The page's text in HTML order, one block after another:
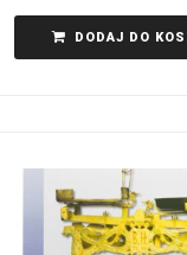
DODAJ DO